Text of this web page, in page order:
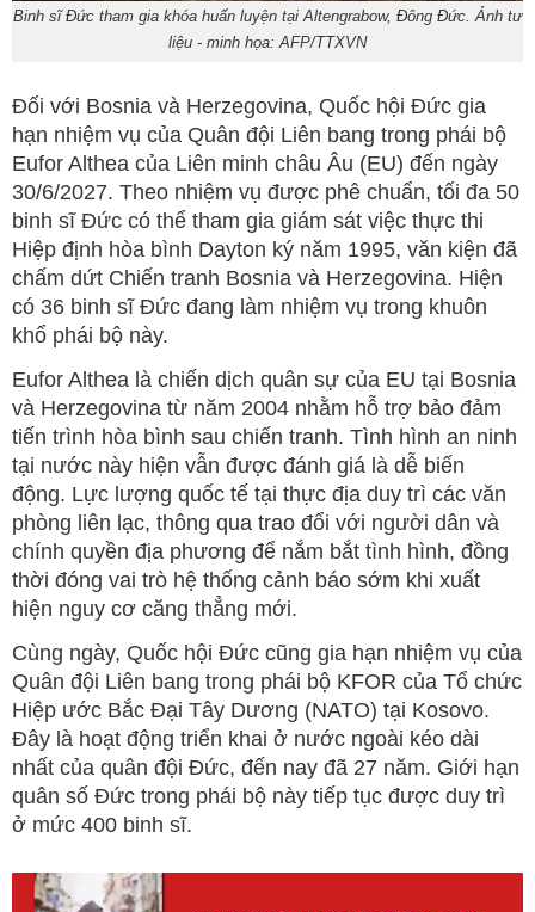
Binh sĩ Đức tham gia khóa huấn luyện tại Altengrabow, Đông Đức. Ảnh tư
liệu - minh họa: AFP/TTXVN
Đối với Bosnia và Herzegovina, Quốc hội Đức gia
hạn nhiệm vụ của Quân đội Liên bang trong phái bộ
Eufor Althea của Liên minh châu Âu (EU) đến ngày
30/6/2027. Theo nhiệm vụ được phê chuẩn, tối đa 50
binh sĩ Đức có thể tham gia giám sát việc thực thi
Hiệp định hòa bình Dayton ký năm 1995, văn kiện đã
chấm dứt Chiến tranh Bosnia và Herzegovina. Hiện
có 36 binh sĩ Đức đang làm nhiệm vụ trong khuôn
khổ phái bộ này.
Eufor Althea là chiến dịch quân sự của EU tại Bosnia
và Herzegovina từ năm 2004 nhằm hỗ trợ bảo đảm
tiến trình hòa bình sau chiến tranh. Tình hình an ninh
tại nước này hiện vẫn được đánh giá là dễ biến
động. Lực lượng quốc tế tại thực địa duy trì các văn
phòng liên lạc, thông qua trao đổi với người dân và
chính quyền địa phương để nắm bắt tình hình, đồng
thời đóng vai trò hệ thống cảnh báo sớm khi xuất
hiện nguy cơ căng thẳng mới.
Cùng ngày, Quốc hội Đức cũng gia hạn nhiệm vụ của
Quân đội Liên bang trong phái bộ KFOR của Tổ chức
Hiệp ước Bắc Đại Tây Dương (NATO) tại Kosovo.
Đây là hoạt động triển khai ở nước ngoài kéo dài
nhất của quân đội Đức, đến nay đã 27 năm. Giới hạn
quân số Đức trong phái bộ này tiếp tục được duy trì
ở mức 400 binh sĩ.